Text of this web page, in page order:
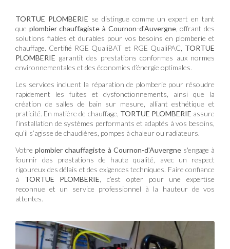
TORTUE PLOMBERIE se distingue comme un expert en tant
que plombier chauffagiste à Cournon-d'Auvergne, offrant des
solutions fiables et durables pour vos besoins en plomberie et
chauffage. Certifié RGE QualiBAT et RGE QualiPAC, TORTUE
PLOMBERIE garantit des prestations conformes aux normes
environnementales et des économies d’énergie optimales.
Les services incluent la réparation de plomberie pour résoudre
rapidement les fuites et dysfonctionnements, ainsi que la
création de salles de bain sur mesure, alliant esthétique et
praticité. En matière de chauffage, TORTUE PLOMBERIE assure
l’installation de systèmes performants et adaptés à vos besoins,
qu’il s’agisse de chaudières, pompes à chaleur ou radiateurs.
Votreplombier chauffagiste à Cournon-d'Auvergnes'engage à
fournir des prestations de haute qualité, avec un respect
rigoureux des délais et des exigences techniques. Faire confiance
à TORTUE PLOMBERIE , c’est opter pour une expertise
reconnue et un service professionnel à la hauteur de vos
attentes.